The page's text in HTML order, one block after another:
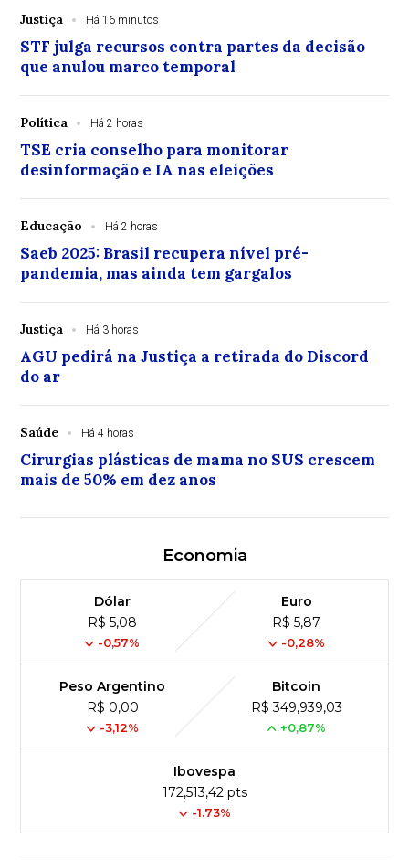
Justiça Há 16 minutos
STF julga recursos contra partes da decisão
que anulou marco temporal
Política Há 2 horas
TSE cria conselho para monitorar
desinformação e IA nas eleições
Educação Há 2 horas
Saeb 2025: Brasil recupera nível pré-
pandemia, mas ainda tem gargalos
Justiça Há 3 horas
AGU pedirá na Justiça a retirada do Discord
do ar
Saúde Há 4 horas
Cirurgias plásticas de mama no SUS crescem
mais de 50% em dez anos
Economia
Dólar
R$ 5,08
-0,57%
Euro
R$ 5,87
-0,28%
Peso Argentino
R$ 0,00
-3,12%
Bitcoin
R$ 349,939,03
+0,87%
Ibovespa
172,513,42 pts
-1.73%